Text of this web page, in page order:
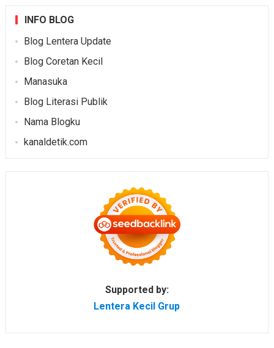
INFO BLOG
Blog Lentera Update
Blog Coretan Kecil
Manasuka
Blog Literasi Publik
Nama Blogku
kanaldetik.com
Supported by:
Lentera Kecil Grup